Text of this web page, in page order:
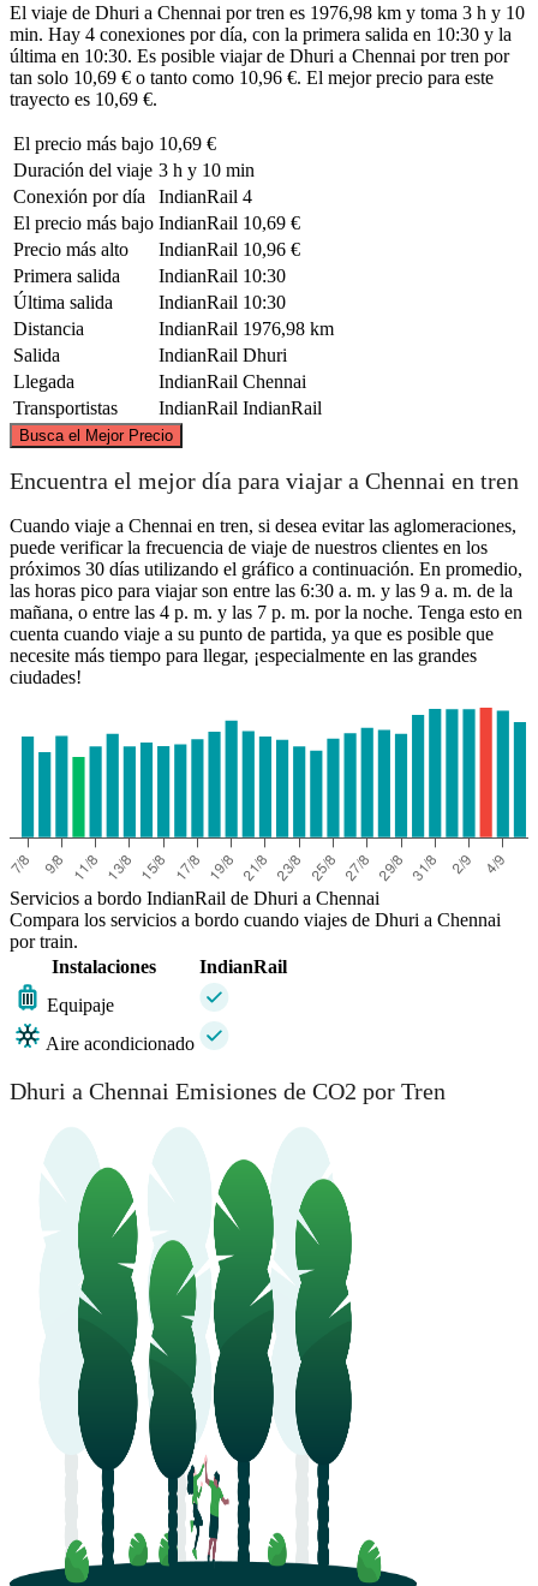
El viaje de Dhuri a Chennai por tren es 1976,98 km y toma 3 h y 10
min. Hay 4 conexiones por día, con la primera salida en 10:30 y la
última en 10:30. Es posible viajar de Dhuri a Chennai por tren por
tan solo 10,69 € o tanto como 10,96 €. El mejor precio para este
trayecto es 10,69 €.
El precio más bajo 10,69 €
Duración del viaje 3 h y 10 min
Conexión por día
IndianRail 4
El precio más bajo IndianRail 10,69 €
Precio más alto
IndianRail 10,96 €
Primera salida
IndianRail 10:30
Última salida
IndianRail 10:30
Distancia
IndianRail 1976,98 km
Salida
IndianRail Dhuri
Llegada
IndianRail Chennai
Transportistas
IndianRail IndianRail
Busca el Mejor Precio
©CARTO
Encuentra el mejor día para viajar a Chennai en tren
Cuando viaje a Chennai en tren, si desea evitar las aglomeraciones,
puede verificar la frecuencia de viaje de nuestros clientes en los
próximos 30 días utilizando el gráfico a continuación. En promedio,
las horas pico para viajar son entre las 6:30 a. m. y las 9 a. m. de la
mañana, o entre las 4 p. m. y las 7 p. m. por la noche. Tenga esto en
cuenta cuando viaje a su punto de partida, ya que es posible que
necesite más tiempo para llegar, ¡especialmente en las grandes
ciudades!
Servicios a bordo IndianRail de Dhuri a Chennai
Compara los servicios a bordo cuando viajes de Dhuri a Chennai
por train.
Instalaciones
IndianRail
Equipaje
Aire acondicionado
Dhuri a Chennai Emisiones de CO2 por Tren